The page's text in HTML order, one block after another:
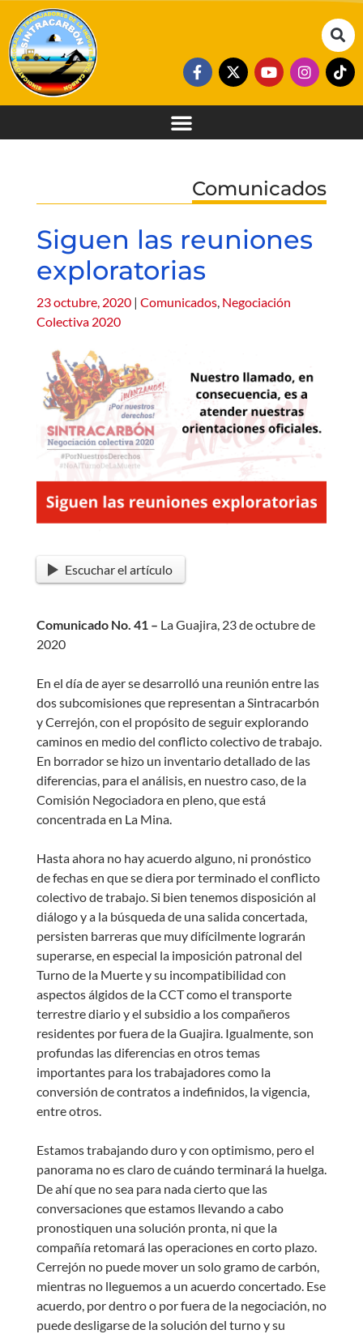
Comunicados
Siguen las reuniones
exploratorias
23 octubre, 2020 | Comunicados, Negociación
Colectiva 2020
Escuchar el artículo
Comunicado No. 41 – La Guajira, 23 de octubre de
2020
En el día de ayer se desarrolló una reunión entre las
dos subcomisiones que representan a Sintracarbón
y Cerrejón, con el propósito de seguir explorando
caminos en medio del conflicto colectivo de trabajo.
En borrador se hizo un inventario detallado de las
diferencias, para el análisis, en nuestro caso, de la
Comisión Negociadora en pleno, que está
concentrada en La Mina.
Hasta ahora no hay acuerdo alguno, ni pronóstico
de fechas en que se diera por terminado el conflicto
colectivo de trabajo. Si bien tenemos disposición al
diálogo y a la búsqueda de una salida concertada,
persisten barreras que muy difícilmente lograrán
superarse, en especial la imposición patronal del
Turno de la Muerte y su incompatibilidad con
aspectos álgidos de la CCT como el transporte
terrestre diario y el subsidio a los compañeros
residentes por fuera de la Guajira. Igualmente, son
profundas las diferencias en otros temas
importantes para los trabajadores como la
conversión de contratos a indefinidos, la vigencia,
entre otros.
Estamos trabajando duro y con optimismo, pero el
panorama no es claro de cuándo terminará la huelga.
De ahí que no sea para nada cierto que las
conversaciones que estamos llevando a cabo
pronostiquen una solución pronta, ni que la
compañía retomará las operaciones en corto plazo.
Cerrejón no puede mover un solo gramo de carbón,
mientras no lleguemos a un acuerdo concertado. Ese
acuerdo, por dentro o por fuera de la negociación, no
puede desligarse de la solución del turno y su